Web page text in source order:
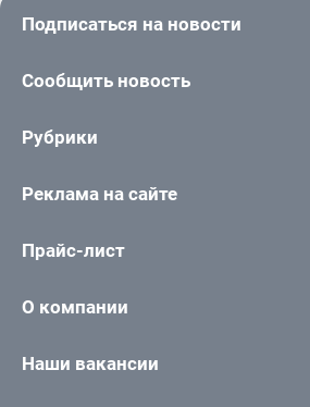
Подписаться на новости
Сообщить новость
Рубрики
Реклама на сайте
Прайс-лист
О компании
Наши вакансии